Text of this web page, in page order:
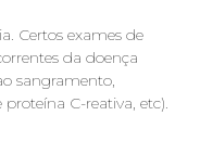
Certos exames de
da doença
sangramento,
C-reativa, etc).